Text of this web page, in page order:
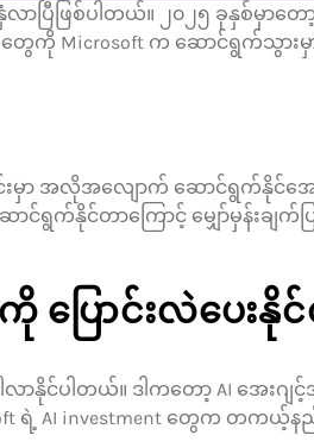
ာပြီဖြစ်ပါတယ်။ ၂၀၂၅ ခုနှစ်မှာတ
ကို Microsoft က ဆောင်ရွက်သွားမှာ
င်းမှာ အလိုအလျောက် ဆောင်ရွက်နိုင်
င်ရွက်နိုင်တာကြောင့် မျှော်မှန်း
ပြောင်းလဲပေး
ာနိုင်ပါတယ်။ ဒါကတော့ AI အေးဂျ
ရဲ့ AI investment တွေက တ